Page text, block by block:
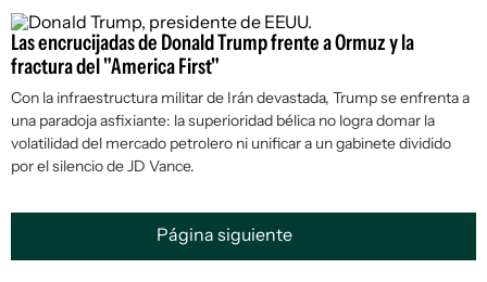
Las encrucijadas de Donald Trump frente a Ormuz y la
fractura del "America First"
Con la infraestructura militar de Irán devastada, Trump se enfrenta a
una paradoja asfixiante: la superioridad bélica no logra domar la
volatilidad del mercado petrolero ni unificar a un gabinete dividido
por el silencio de JD Vance.
Página siguiente